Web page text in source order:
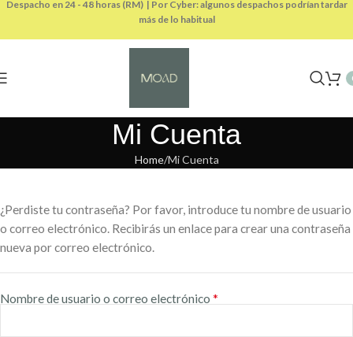
Mi Cuenta
Home Mi Cuenta
¿Perdiste tu contraseña? Por favor, introduce tu nombre de usuario
o correo electrónico. Recibirás un enlace para crear una contraseña
nueva por correo electrónico.
Nombre de usuario o correo electrónico *
Despacho en 24 - 48 horas (RM) | Por Cyber: algunos despachos podrían tardar
más de lo habitual